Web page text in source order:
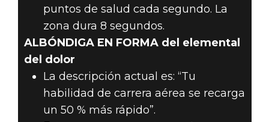
puntos de salud cada segundo. La
zona dura 8 segundos.
ALBÓNDIGA EN FORMA del elemental
del dolor
La descripción actual es: “Tu
habilidad de carrera aérea se recarga
un 50 % más rápido”.